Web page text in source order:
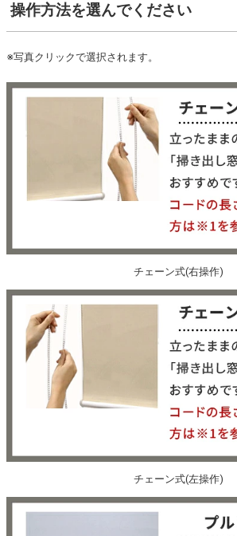
操作方法を選んでください
※写真クリックで選択されます。
チェーン式(右操作)
チェーン式(左操作)